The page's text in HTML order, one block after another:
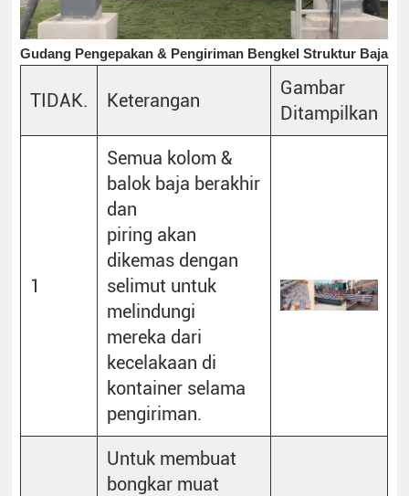
Gudang Pengepakan & Pengiriman Bengkel Struktur Baja
TIDAK. Keterangan
Gambar
Ditampilkan
1
Semua kolom &
balok baja berakhir
dan
piring akan
dikemas dengan
selimut untuk
melindungi
mereka dari
kecelakaan di
kontainer selama
pengiriman.
Untuk membuat
bongkar muat